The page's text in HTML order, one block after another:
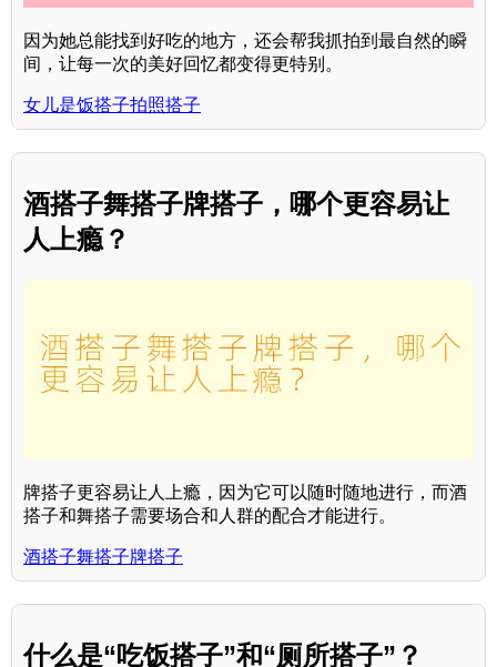
因为她总能找到好吃的地方，还会帮我抓拍到最自然的瞬
间，让每一次的美好回忆都变得更特别。
女儿是饭搭子拍照搭子
酒搭子舞搭子牌搭子，哪个更容易让
人上瘾？
牌搭子更容易让人上瘾，因为它可以随时随地进行，而酒
搭子和舞搭子需要场合和人群的配合才能进行。
酒搭子舞搭子牌搭子
什么是“吃饭搭子”和“厕所搭子”？